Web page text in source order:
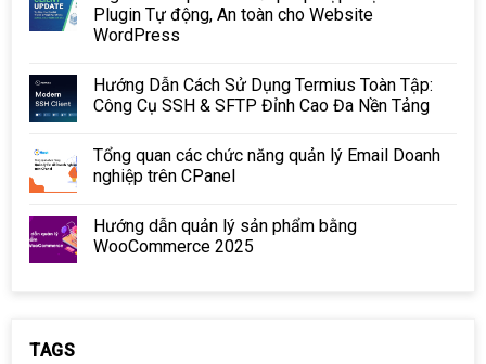
Plugin Tự động, An toàn cho Website
WordPress
Hướng Dẫn Cách Sử Dụng Termius Toàn Tập:
Công Cụ SSH & SFTP Đỉnh Cao Đa Nền Tảng
Tổng quan các chức năng quản lý Email Doanh
nghiệp trên CPanel
Hướng dẫn quản lý sản phẩm bằng
WooCommerce 2025
TAGS